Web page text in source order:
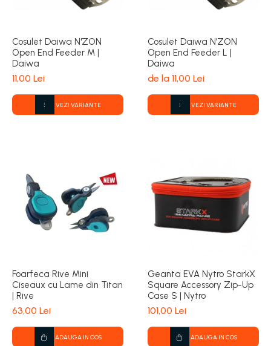
Cosulet Daiwa N'ZON
Open End Feeder M |
Daiwa
11,00 Lei
VEZI VARIANTE
Cosulet Daiwa N'ZON
Open End Feeder L |
Daiwa
de la 11,00 Lei
VEZI VARIANTE
Foarfeca Rive Mini
Ciseaux cu Lame din Titan
| Rive
63,00 Lei
ADAUGA IN COS
Geanta EVA Nytro StarkX
Square Accessory Zip-Up
Case S | Nytro
101,00 Lei
ADAUGA IN COS